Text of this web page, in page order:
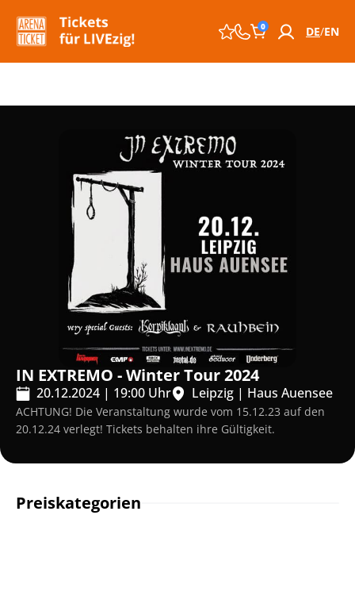
0 DE EN
IN EXTREMO - Winter Tour 2024
20.12.2024 | 19:00 Uhr Leipzig | Haus Auensee
ACHTUNG! Die Veranstaltung wurde vom 15.12.23 auf den
20.12.24 verlegt! Tickets behalten ihre Gültigkeit.
Preiskategorien